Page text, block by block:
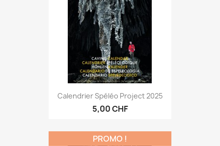
Calendrier Spéléo Project 2025
5,00 CHF
PROMO !